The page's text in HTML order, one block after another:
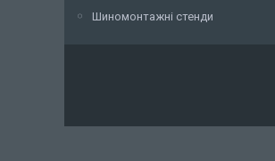
Шиномонтажні стенди